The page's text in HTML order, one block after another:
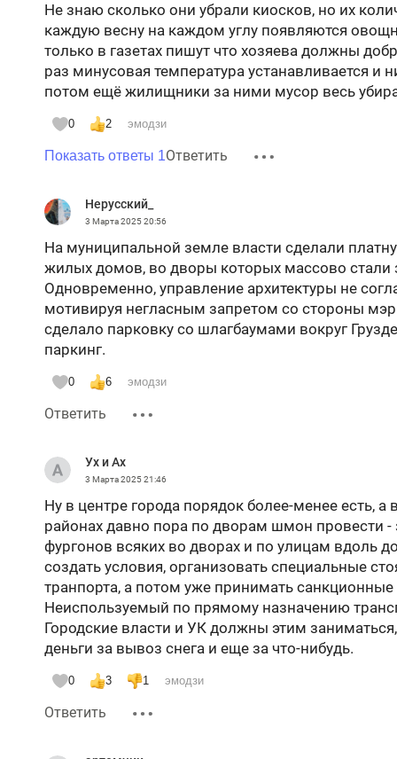
Не знаю сколько они убрали киосков, но их
каждую весну на каждом углу появляются
только в газетах пишут что хозяева должны
раз минусовая температура устанавливается и
потом ещё жилищники за ними мусор весь
0 2 эмодзи
Показать ответы 1Ответить
Нерусский_
3 Марта 202520:56
На муниципальной земле власти сделали
жилых домов, во дворы которых массово стали
Одновременно, управление архитектуры не
мотивируя негласным запретом со стороны
сделало парковку со шлагбаумами вокруг
паркинг.
0 6 эмодзи
Ответить
Ух и Ах
3 Марта 202521:46
Ну в центре города порядок более-менее есть,
районах давно пора по дворам шмон провести -
фургонов всяких во дворах и по улицам вдоль
создать условия, организовать специальные
транпорта, а потом уже принимать
Неиспользуемый по прямому назначению
Городские власти и УК должны этим
деньги за вывоз снега и еще за что-нибудь.
0 3 1 эмодзи
Ответить